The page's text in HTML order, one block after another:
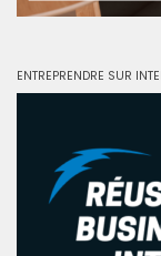
ENTREPRENDRE SUR